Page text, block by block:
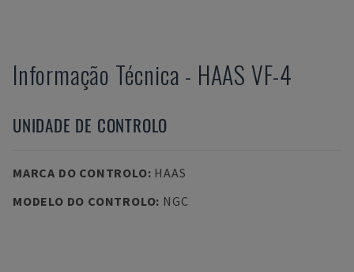
Informação Técnica - HAAS VF-4
UNIDADE DE CONTROLO
MARCA DO CONTROLO: HAAS
MODELO DO CONTROLO: NGC